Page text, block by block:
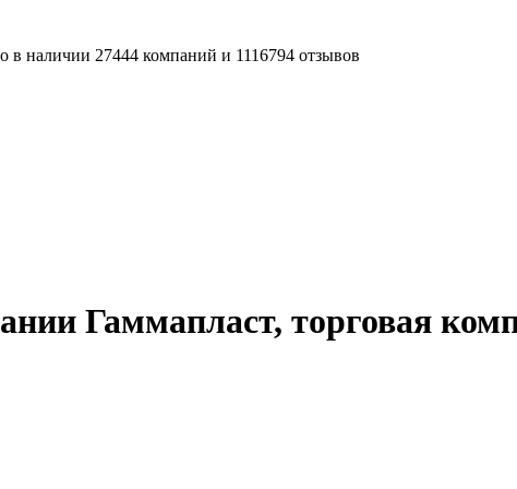
в наличии 27444 компаний и 1116794 отзывов
Гаммапласт, торговая